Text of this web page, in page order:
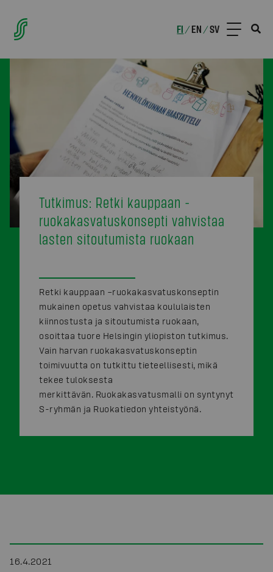
FI /EN /SV
Tutkimus: Retki kauppaan -
ruokakasvatuskonsepti vahvistaa
lasten sitoutumista ruokaan
Retki kauppaan –ruokakasvatuskonseptin
mukainen opetus vahvistaa koululaisten
kiinnostusta ja sitoutumista ruokaan,
osoittaa tuore Helsingin yliopiston tutkimus.
Vain harvan ruokakasvatuskonseptin
toimivuutta on tutkittu tieteellisesti, mikä
tekee tuloksesta
merkittävän. Ruokakasvatusmalli on syntynyt
S-ryhmän ja Ruokatiedon yhteistyönä.
16.4.2021